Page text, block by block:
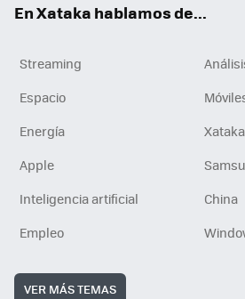
En Xataka hablamos de...
Streaming
Espacio
Energía
Apple
Inteligencia artificial
China
Empleo
VER MÁS TEMAS